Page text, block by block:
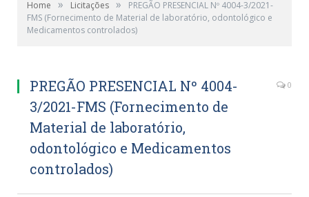
Home » Licitações »
PREGÃO PRESENCIAL Nº 4004-3/2021-
FMS (Fornecimento de Material de laboratório, odontológico e
Medicamentos controlados)
PREGÃO PRESENCIAL Nº 4004-
3/2021-FMS (Fornecimento de
Material de laboratório,
odontológico e Medicamentos
controlados)
0